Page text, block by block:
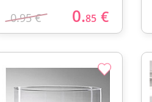
0.95 € 0.85 €